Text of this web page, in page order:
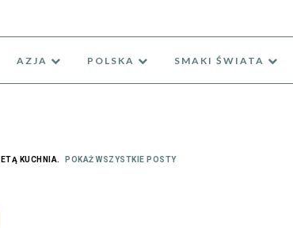
AZJA POLSKA SMAKI ŚWIATA
KUCHNIA. POKAŻ WSZYSTKIE POSTY